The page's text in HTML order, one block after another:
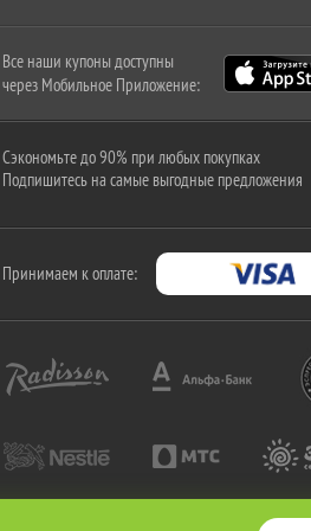
Все наши купоны доступны
через Мобильное Приложение:
Сэкономьте до 90% при любых покупках
Подпишитесь на самые выгодные предложения
Принимаем к оплате: